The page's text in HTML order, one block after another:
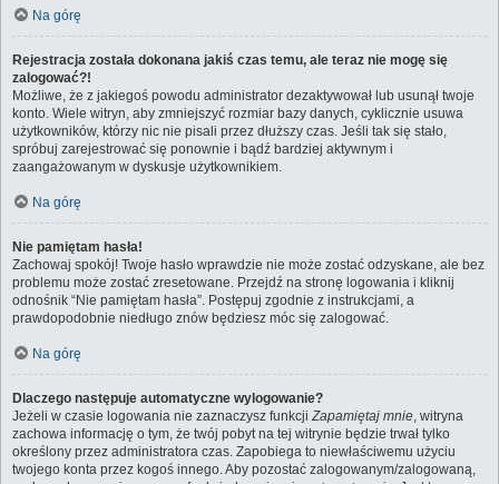
Na górę
Rejestracja została dokonana jakiś czas temu, ale teraz nie mogę się
zalogować?!
Możliwe, że z jakiegoś powodu administrator dezaktywował lub usunął twoje
konto. Wiele witryn, aby zmniejszyć rozmiar bazy danych, cyklicznie usuwa
użytkowników, którzy nic nie pisali przez dłuższy czas. Jeśli tak się stało,
spróbuj zarejestrować się ponownie i bądź bardziej aktywnym i
zaangażowanym w dyskusje użytkownikiem.
Na górę
Nie pamiętam hasła!
Zachowaj spokój! Twoje hasło wprawdzie nie może zostać odzyskane, ale bez
problemu może zostać zresetowane. Przejdź na stronę logowania i kliknij
odnośnik “Nie pamiętam hasła”. Postępuj zgodnie z instrukcjami, a
prawdopodobnie niedługo znów będziesz móc się zalogować.
Na górę
Dlaczego następuje automatyczne wylogowanie?
Jeżeli w czasie logowania nie zaznaczysz funkcjiZapamiętaj mnie, witryna
zachowa informację o tym, że twój pobyt na tej witrynie będzie trwał tylko
określony przez administratora czas. Zapobiega to niewłaściwemu użyciu
twojego konta przez kogoś innego. Aby pozostać zalogowanym/zalogowaną,